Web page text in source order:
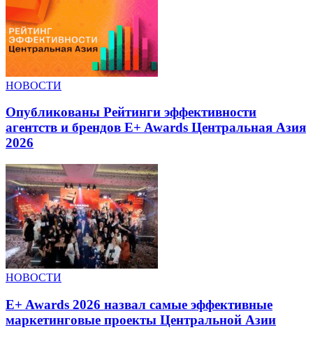
НОВОСТИ
Опубликованы Рейтинги эффективности
агентств и брендов E+ Awards Центральная Азия
2026
НОВОСТИ
E+ Awards 2026 назвал самые эффективные
маркетинговые проекты Центральной Азии